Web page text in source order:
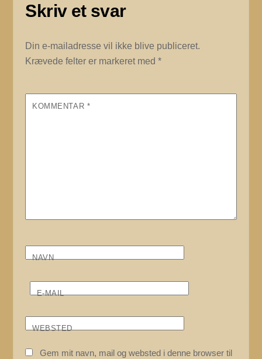
Skriv et svar
Din e-mailadresse vil ikke blive publiceret.
Krævede felter er markeret med*
KOMMENTAR *
NAVN
E-MAIL
WEBSTED
Gem mit navn, mail og websted i denne browser til